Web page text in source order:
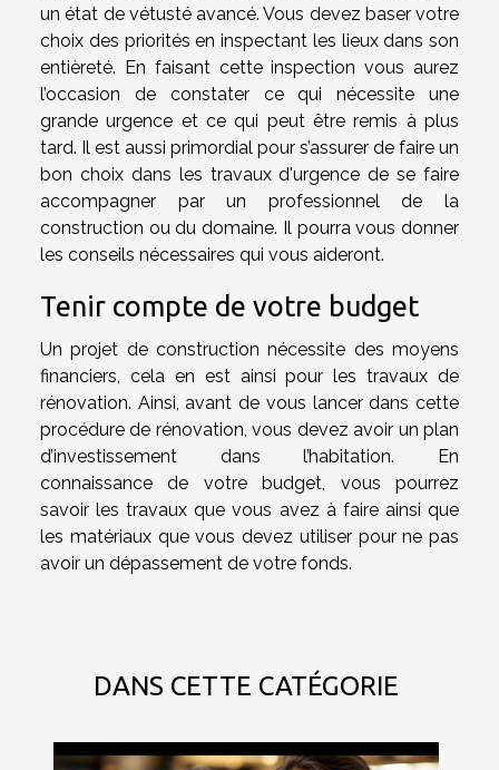
un état de vétusté avancé. Vous devez baser votre
choix des priorités en inspectant les lieux dans son
entièreté. En faisant cette inspection vous aurez
l’occasion de constater ce qui nécessite une
grande urgence et ce qui peut être remis à plus
tard. Il est aussi primordial pour s’assurer de faire un
bon choix dans les travaux d'urgence de se faire
accompagner par un professionnel de la
construction ou du domaine. Il pourra vous donner
les conseils nécessaires qui vous aideront.
Tenir compte de votre budget
Un projet de construction nécessite des moyens
financiers, cela en est ainsi pour les travaux de
rénovation. Ainsi, avant de vous lancer dans cette
procédure de rénovation, vous devez avoir un plan
d’investissement dans l’habitation. En
connaissance de votre budget, vous pourrez
savoir les travaux que vous avez à faire ainsi que
les matériaux que vous devez utiliser pour ne pas
avoir un dépassement de votre fonds.
DANS CETTE CATÉGORIE